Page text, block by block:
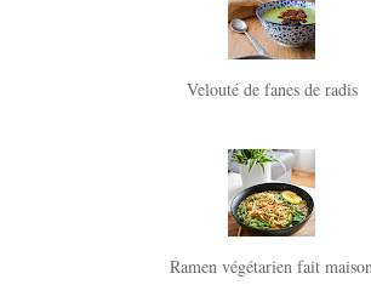
Velouté de fanes de radis
Ramen végétarien fait